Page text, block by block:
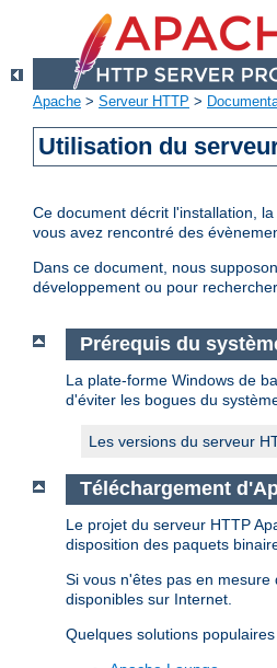
Apache > Serveur HTTP >
Utilisation du
Ce document décrit l'installation,
vous avez rencontré des
Dans ce document, nous
développement ou pour
Prérequis du
La plate-forme Windows de
d'éviter les bogues du
Les versions du serveur
Téléchargement
Le projet du serveur HTTP
disposition des paquets
Si vous n'êtes pas en
disponibles sur Internet.
Quelques solutions